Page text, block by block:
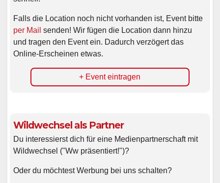
Falls die Location noch nicht vorhanden ist, Event bitte
per Mail senden! Wir fügen die Location dann hinzu
und tragen den Event ein. Dadurch verzögert das
Online-Erscheinen etwas.
+ Event eintragen
Wildwechsel als Partner
Du interessierst dich für eine Medienpartnerschaft mit
Wildwechsel ("Ww präsentiert!")?
Oder du möchtest Werbung bei uns schalten?